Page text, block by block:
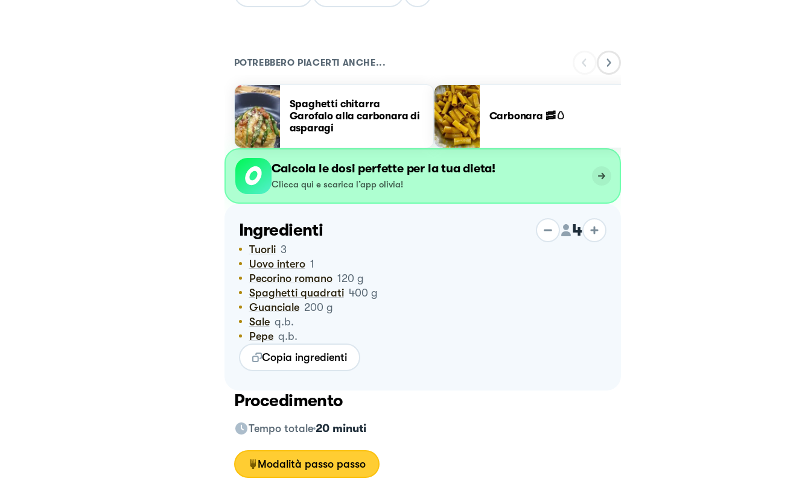
POTREBBERO PIACERTI ANCHE...
Spaghetti chitarra
Garofalo alla carbonara di
asparagi
Carbonara 🥓🥚
Calcola le dosi perfette per la tua dieta!
Clicca qui e scarica l’app olivia!
Ingredienti 4
Tuorli 3
Uovo intero 1
Pecorino romano 120 g
Spaghetti quadrati 400 g
Guanciale 200 g
Sale q.b.
Pepe q.b.
Copia ingredienti
Procedimento
Tempo totale 20 minuti
Modalità passo passo